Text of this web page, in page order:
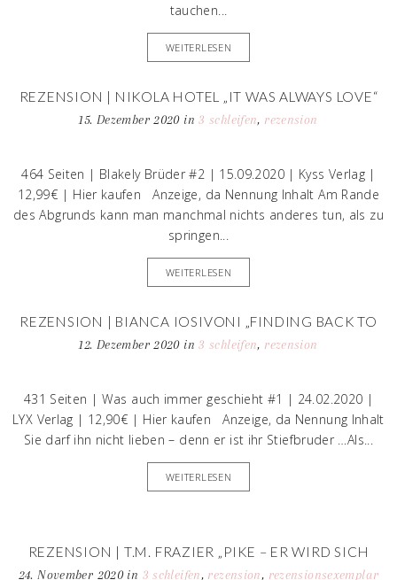
tauchen...
WEITERLESEN
REZENSION | NIKOLA HOTEL „IT WAS ALWAYS LOVE“
15. Dezember 2020 in3 schleifen, rezension
464 Seiten | Blakely Brüder #2 | 15.09.2020 | Kyss Verlag |
12,99€ | Hier kaufen Anzeige, da Nennung Inhalt Am Rande
des Abgrunds kann man manchmal nichts anderes tun, als zu
springen...
WEITERLESEN
REZENSION | BIANCA IOSIVONI „FINDING BACK TO
US“
12. Dezember 2020 in3 schleifen, rezension
431 Seiten | Was auch immer geschieht #1 | 24.02.2020 |
LYX Verlag | 12,90€ | Hier kaufen Anzeige, da Nennung Inhalt
Sie darf ihn nicht lieben – denn er ist ihr Stiefbruder …Als...
WEITERLESEN
REZENSION | T.M. FRAZIER „PIKE – ER WIRD SICH
RÄCHEN“
24. November 2020 in 3 schleifen, rezension, rezensionsexemplar